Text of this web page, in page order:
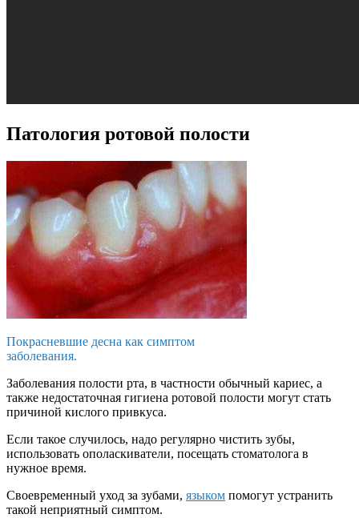
Патология ротовой полости
Покрасневшие десна как симптом
заболевания.
Заболевания полости рта, в частности обычный кариес, а
также недостаточная гигиена ротовой полости могут стать
причиной кислого привкуса.
Если такое случилось, надо регулярно чистить зубы,
использовать ополаскиватели, посещать стоматолога в
нужное время.
Своевременный уход за зубами, языком помогут устранить
такой неприятный симптом.